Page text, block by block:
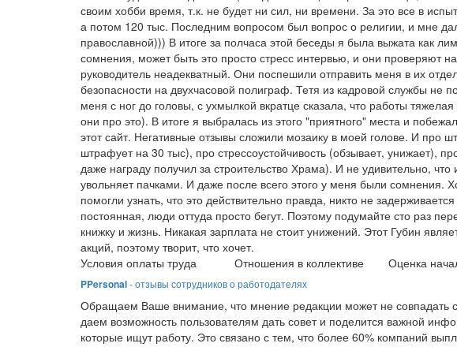
своим хобби время, т.к. не будет ни сил, ни времени. За это все в
а потом 120 тыс. Последним вопросом был вопрос о религии, и мне
православной))) В итоге за полчаса этой беседы я была выжата как
сомнения, может быть это просто стресс интервью, и они проверяют
руководитель неадекватный. Они поспешили отправить меня в их
безопасности на двухчасовой полиграф. Тетя из кадровой службы не
меня с ног до головы, с ухмылкой вкратце сказала, что работы
они про это). В итоге я выбралась из этого "приятного" места и
этот сайт. Негативные отзывы сложили мозаику в моей голове. И про
штрафует на 30 тыс), про стрессоустойчивость (обзывает, унижает),
даже награду получил за строительство Храма). И не удивительно,
увольняет пачками. И даже после всего этого у меня были сомнения.
помогли узнать, что это действительно правда, никто не
постоянная, люди оттуда просто бегут. Поэтому подумайте сто раз
книжку и жизнь. Никакая зарплата не стоит унижений. Этот Губин
акций, поэтому творит, что хочет.
Условия оплаты труда
Отношения в коллективе Оценка
PPersonal- отзывы сотрудников о работодателях
Обращаем Ваше внимание, что мнение редакции может не совпадать
даем возможность пользователям дать совет и поделится важной
которые ищут работу. Это связано с тем, что более 60% компаний